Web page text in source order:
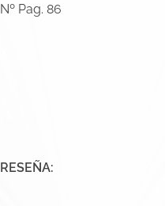
Nº Pag. 86
RESEÑA: